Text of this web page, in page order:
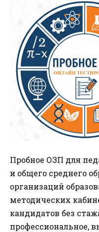
Пробное ОЗП для
и общего среднего
организаций
методических
кандидатов без
профессиональное,